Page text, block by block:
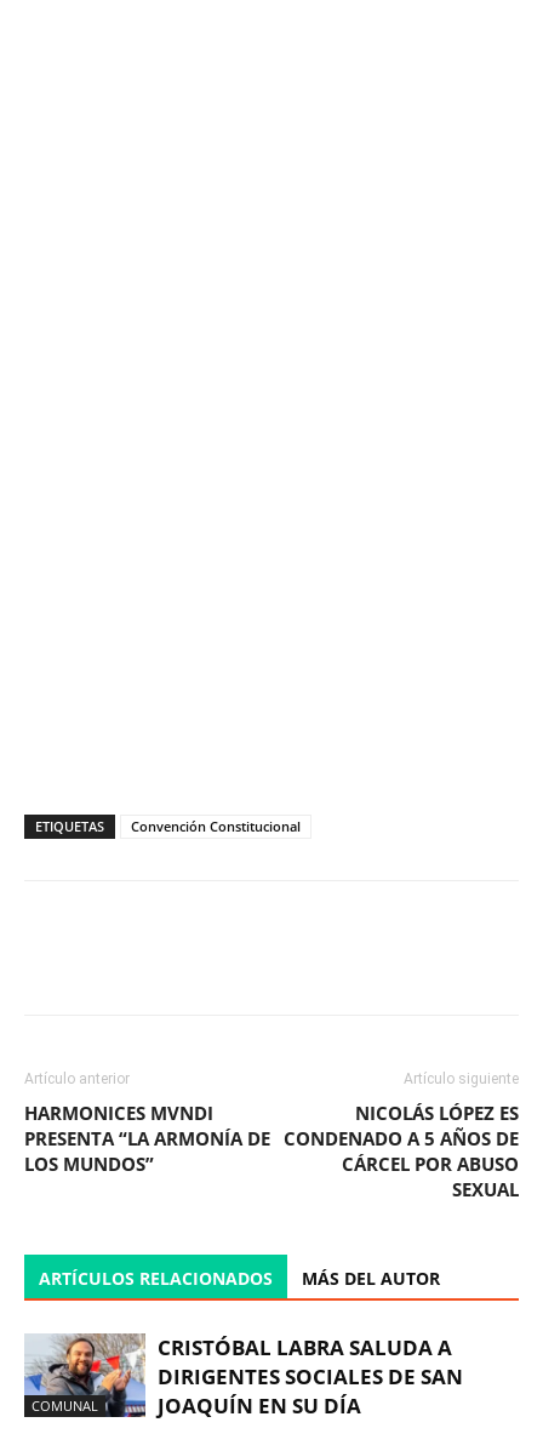
ETIQUETAS Convención Constitucional
Artículo anterior
HARMONICES MVNDI
PRESENTA “LA ARMONÍA DE
LOS MUNDOS”
Artículo siguiente
NICOLÁS LÓPEZ ES
CONDENADO A 5 AÑOS DE
CÁRCEL POR ABUSO
SEXUAL
ARTÍCULOS RELACIONADOS MÁS DEL AUTOR
COMUNAL
CRISTÓBAL LABRA SALUDA A
DIRIGENTES SOCIALES DE SAN
JOAQUÍN EN SU DÍA